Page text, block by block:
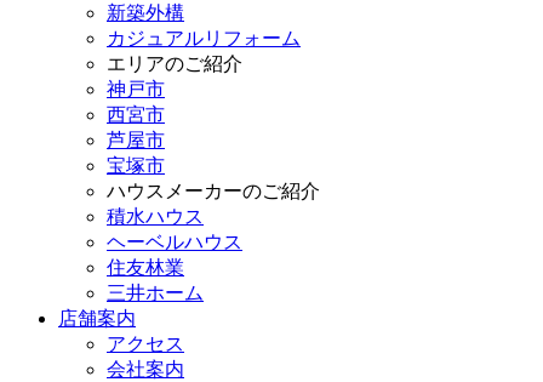
新築外構
カジュアルリフォーム
エリアのご紹介
神戸市
西宮市
芦屋市
宝塚市
ハウスメーカーのご紹介
積水ハウス
ヘーベルハウス
住友林業
三井ホーム
店舗案内
アクセス
会社案内